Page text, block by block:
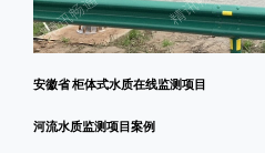
安徽省 柜体式水质在线监测项目
河流水质监测项目案例